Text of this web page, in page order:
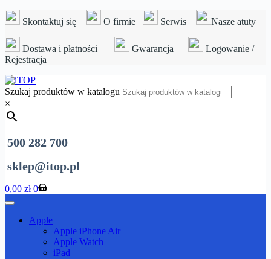
Skontaktuj się O firmie Serwis Nasze atuty
Dostawa i płatności Gwarancja
Logowanie /
Rejestracja
Szukaj produktów w katalogu
×
500 282 700
sklep@itop.pl
Koszyk
0,00 zł 0
Apple
Apple iPhone Air
Apple Watch
iPad